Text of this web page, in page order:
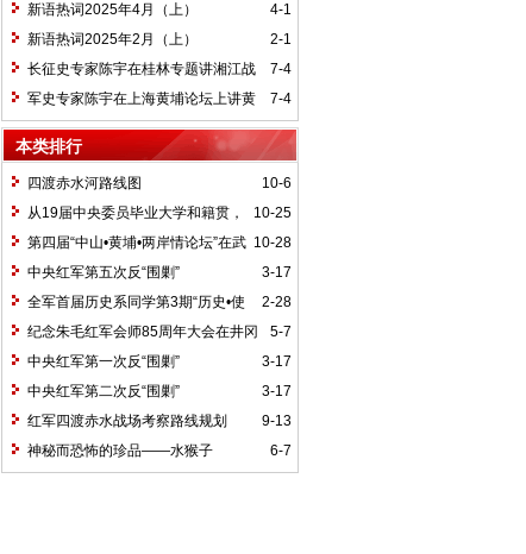
4-1
新语热词2025年4月（上）
2-1
新语热词2025年2月（上）
7-4
长征史专家陈宇在桂林专题讲湘江战
役精神
7-4
军史专家陈宇在上海黄埔论坛上讲黄
埔精神与国家统一大业
本类排行
10-6
四渡赤水河路线图
10-25
从19届中央委员毕业大学和籍贯，
看当代中国文化区域积淀
10-28
第四届“中山•黄埔•两岸情论坛”在武
汉举行
3-17
中央红军第五次反“围剿”
2-28
全军首届历史系同学第3期“历史•使
命”论坛纪要
5-7
纪念朱毛红军会师85周年大会在井冈
山召开
3-17
中央红军第一次反“围剿”
3-17
中央红军第二次反“围剿”
9-13
红军四渡赤水战场考察路线规划
6-7
神秘而恐怖的珍品——水猴子